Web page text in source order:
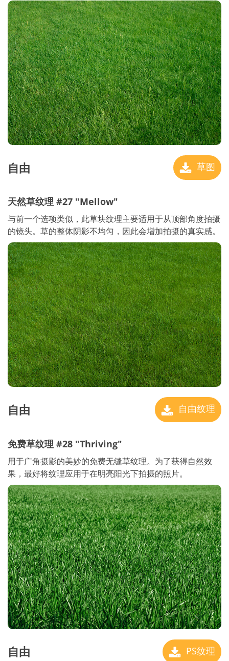
自由 草图
天然草纹理 #27 "Mellow"
与前一个选项类似，此草块纹理主要适用于从顶部角度拍摄
的镜头。草的整体阴影不均匀，因此会增加拍摄的真实感。
自由 自由纹理
免费草纹理 #28 "Thriving"
用于广角摄影的美妙的免费无缝草纹理。为了获得自然效
果，最好将纹理应用于在明亮阳光下拍摄的照片。
自由 PS纹理